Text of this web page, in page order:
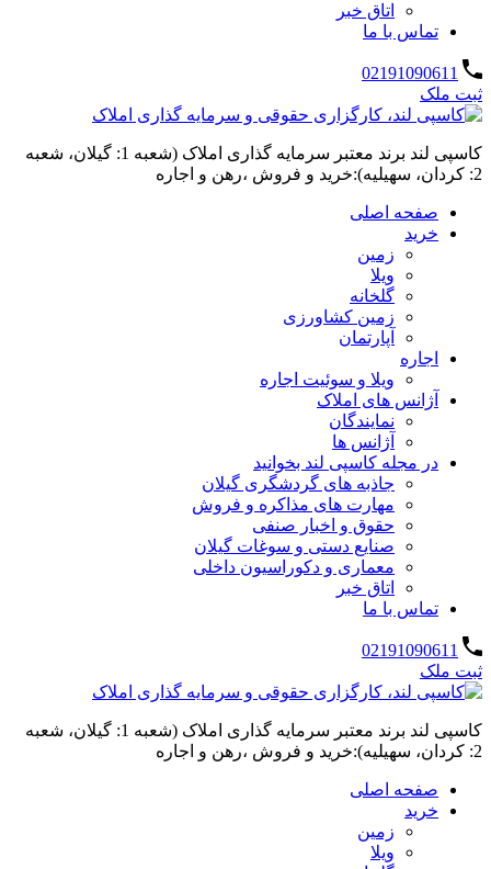
اتاق خبر
تماس با ما
02191090611
ثبت ملک
کاسپی لند برند معتبر سرمایه گذاری املاک (شعبه 1: گیلان، شعبه
2: کردان، سهیلیه):خرید و فروش ،رهن و اجاره
صفحه اصلی
خرید
زمین
ویلا
گلخانه
زمین کشاورزی
آپارتمان
اجاره
ویلا و سوئیت اجاره
آژانس های املاک
نمایندگان
آژانس ها
در مجله کاسپی لند بخوانید
جاذبه های گردشگری گیلان
مهارت های مذاکره و فروش
حقوق و اخبار صنفی
صنایع دستی و سوغات گیلان
معماری و دکوراسیون داخلی
اتاق خبر
تماس با ما
02191090611
ثبت ملک
کاسپی لند برند معتبر سرمایه گذاری املاک (شعبه 1: گیلان، شعبه
2: کردان، سهیلیه):خرید و فروش ،رهن و اجاره
صفحه اصلی
خرید
زمین
ویلا